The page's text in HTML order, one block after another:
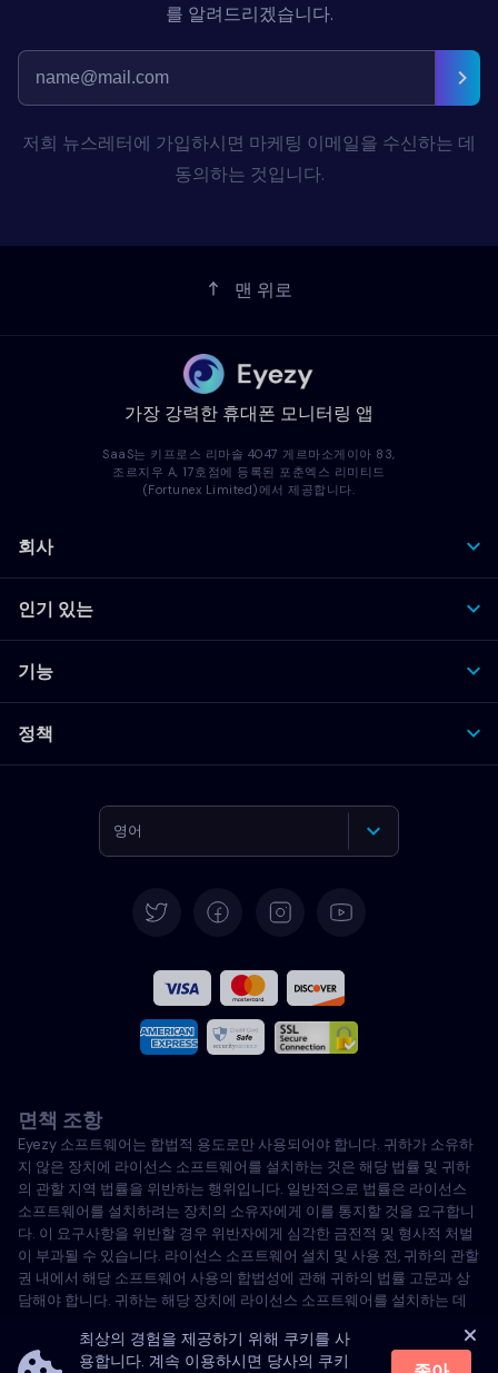
를 알려드리겠습니다.
저희 뉴스레터에 가입하시면 마케팅 이메일을 수신하는 데
동의하는 것입니다.
맨 위로
최상의 경험을 제공하기 위해 쿠키를 사
용합니다. 계속 이용하시면 당사의 쿠키
가장 강력한 휴대폰 모니터링 앱
SaaS는 키프로스 리마솔 4047 게르마소게이아 83,
조르지우 A, 17호점에 등록된 포춘엑스 리미티드
(Fortunex Limited)에서 제공합니다.
회사
인기 있는
기능
정책
영어
프랑스어
이탈리아어
터키어
폴란드어
면책 조항
Eyezy 소프트웨어는 합법적 용도로만 사용되어야 합니다. 귀하가 소유하
지 않은 장치에 라이선스 소프트웨어를 설치하는 것은 해당 법률 및 귀하
의 관할 지역 법률을 위반하는 행위입니다. 일반적으로 법률은 라이선스
소프트웨어를 설치하려는 장치의 소유자에게 이를 통지할 것을 요구합니
다. 이 요구사항을 위반할 경우 위반자에게 심각한 금전적 및 형사적 처벌
이 부과될 수 있습니다. 라이선스 소프트웨어 설치 및 사용 전, 귀하의 관할
권 내에서 해당 소프트웨어 사용의 합법성에 관해 귀하의 법률 고문과 상
담해야 합니다. 귀하는 해당 장치에 라이선스 소프트웨어를 설치하는 데
다.